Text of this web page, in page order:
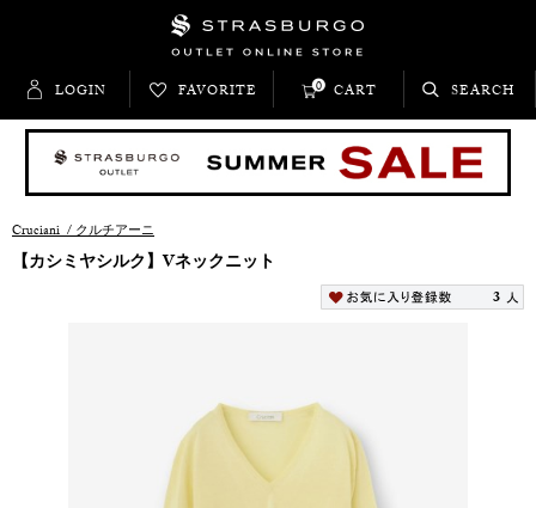
LOGIN FAVORITE CART
0 SEARCH
Cruciani/クルチアーニ
【カシミヤシルク】Vネックニット
3